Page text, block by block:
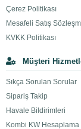
Çerez Politikası
Mesafeli Satış
KVKK Politikası
Müşteri
Sıkça Sorulan Sorular
Sipariş Takip
Havale Bildirimleri
Kombi KW Hesaplama